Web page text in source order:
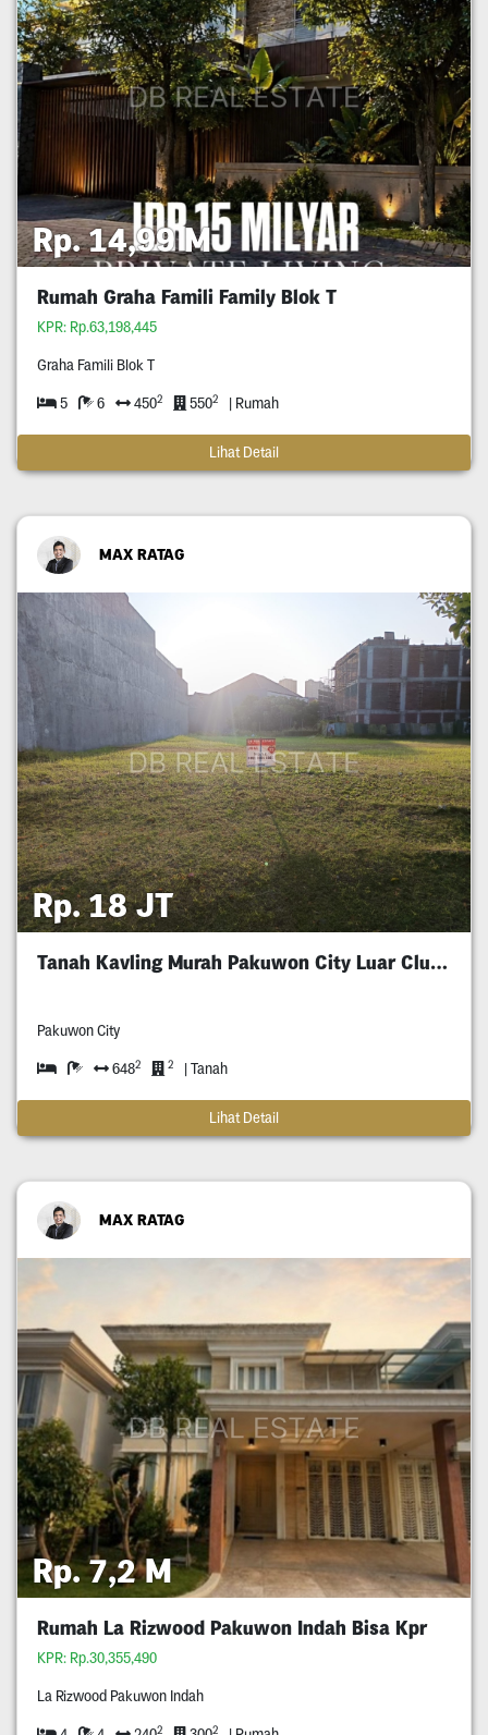
Rp. 14,99 M
Rumah Graha Famili Family Blok T
KPR: Rp.63,198,445
Graha Famili Blok T
5 6 4502 5502 | Rumah
Lihat Detail
MAX RATAG
Rp. 18 JT
Tanah Kavling Murah Pakuwon City Luar Cluster
Pakuwon City
6482 2 | Tanah
Lihat Detail
MAX RATAG
Rp. 7,2 M
Rumah La Rizwood Pakuwon Indah Bisa Kpr
KPR: Rp.30,355,490
La Rizwood Pakuwon Indah
2 2